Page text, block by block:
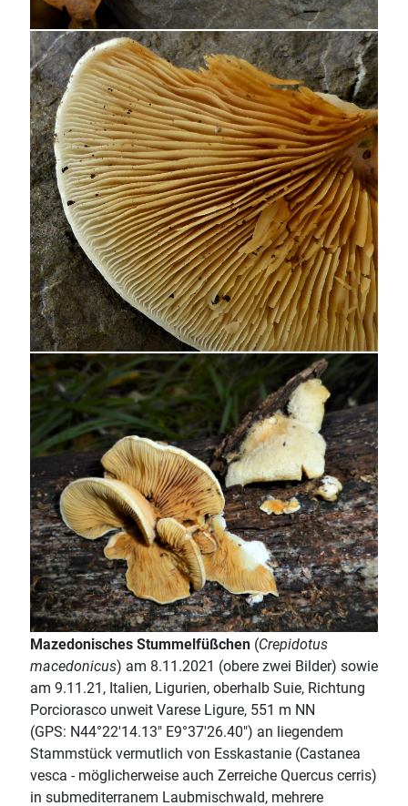
Mazedonisches Stummelfüßchen (Crepidotus
macedonicus) am 8.11.2021 (obere zwei Bilder) sowie
am 9.11.21, Italien, Ligurien, oberhalb Suie, Richtung
Porciorasco unweit Varese Ligure, 551 m NN
(GPS: N44°22'14.13" E9°37'26.40") an liegendem
Stammstück vermutlich von Esskastanie (Castanea
vesca - möglicherweise auch Zerreiche Quercus cerris)
in submediterranem Laubmischwald, mehrere